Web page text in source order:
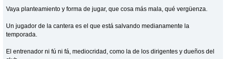
Vaya planteamiento y forma de jugar, que cosa más mala, qué vergüenza.
Un jugador de la cantera es el que está salvando medianamente la
temporada.
El entrenador ni fú ni fá, mediocridad, como la de los dirigentes y dueños del